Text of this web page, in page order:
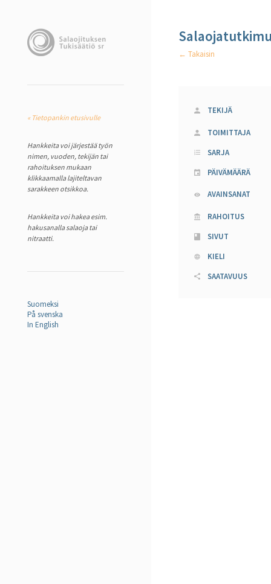
« Tietopankin etusivulle
Hankkeita voi järjestää työn
nimen, vuoden, tekijän tai
rahoituksen mukaan
klikkaamalla lajiteltavan
sarakkeen otsikkoa.
Hankkeita voi hakea esim.
hakusanalla salaoja tai
nitraatti.
Suomeksi
På svenska
In English
← Takaisin
TEKIJÄ
TOIMITTAJA
SARJA
PÄIVÄMÄÄRÄ
AVAINSANAT
RAHOITUS
SIVUT
KIELI
SAATAVUUS